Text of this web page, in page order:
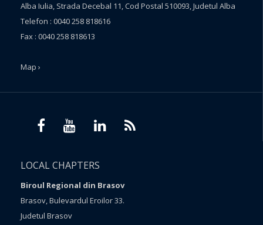
Alba Iulia, Strada Decebal 11, Cod Postal 510093, Judetul Alba
Telefon : 0040 258 818616
Fax : 0040 258 818613
Map ›
LOCAL CHAPTERS
Biroul Regional din Brasov
Brasov, Bulevardul Eroilor 33.
Judetul Brasov